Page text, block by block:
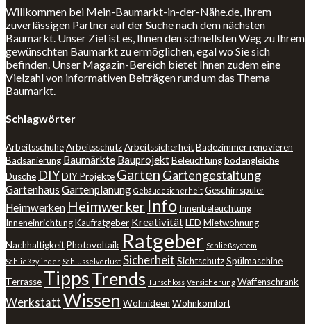
Willkommen bei Mein-Baumarkt-in-der-Nähe.de, Ihrem
zuverlässigen Partner auf der Suche nach dem nächsten
Baumarkt. Unser Ziel ist es, Ihnen den schnellsten Weg zu Ihrem
gewünschten Baumarkt zu ermöglichen, egal wo Sie sich
befinden. Unser Magazin-Bereich bietet Ihnen zudem eine
Vielzahl von informativen Beiträgen rund um das Thema
Baumarkt.
Schlagwörter
ArbeitsschuheArbeitsschutzArbeitssicherheitBadezimmer renovieren
Badsanierung Baumärkte BauprojektBeleuchtungbodengleiche
Dusche DIYDIY Projekte Garten Gartengestaltung
Gartenhaus Gartenplanung Gebäudesicherheit Geschirrspüler
Heimwerken Heimwerker Info Innenbeleuchtung
InneneinrichtungKaufratgeber KreativitätLED Mietwohnung
NachhaltigkeitPhotovoltaik Ratgeber Schließsystem
Schließzylinder Schlüsselverlust Sicherheit SichtschutzSpülmaschine
Terrasse TippsTrends Türschloss Versicherung Waffenschrank
WerkstattWissen Wohnideen Wohnkomfort